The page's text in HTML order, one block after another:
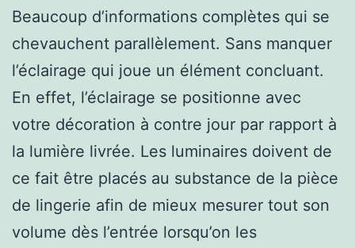
Beaucoup d’informations complètes qui se
chevauchent parallèlement. Sans manquer
l’éclairage qui joue un élément concluant.
En effet, l’éclairage se positionne avec
votre décoration à contre jour par rapport à
la lumière livrée. Les luminaires doivent de
ce fait être placés au substance de la pièce
de lingerie afin de mieux mesurer tout son
volume dès l’entrée lorsqu’on les